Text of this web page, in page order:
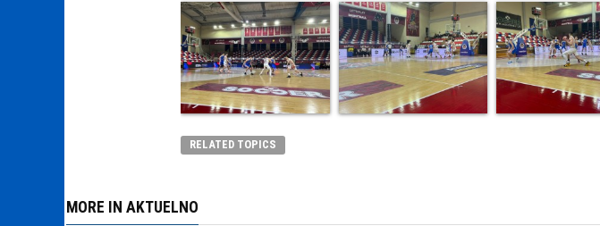
RELATED TOPICS
MORE IN AKTUELNO